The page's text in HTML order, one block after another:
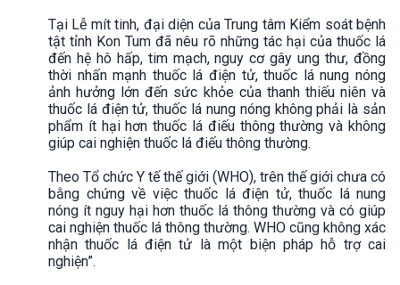
Tại Lễ mít tinh, đại diện của Trung tâm Kiểm soát bệnh
tật tỉnh Kon Tum đã nêu rõ những tác hại của thuốc lá
đến hệ hô hấp, tim mạch, nguy cơ gây ung thư, đồng
thời nhấn mạnh thuốc lá điện tử, thuốc lá nung nóng
ảnh hưởng lớn đến sức khỏe của thanh thiếu niên và
thuốc lá điện tử, thuốc lá nung nóng không phải là sản
phẩm ít hại hơn thuốc lá điếu thông thường và không
giúp cai nghiện thuốc lá điếu thông thường.
Theo Tổ chức Y tế thế giới (WHO), trên thế giới chưa có
bằng chứng về việc thuốc lá điện tử, thuốc lá nung
nóng ít nguy hại hơn thuốc lá thông thường và có giúp
cai nghiện thuốc lá thông thường. WHO cũng không xác
nhận thuốc lá điện tử là một biện pháp hỗ trợ cai
nghiện”.